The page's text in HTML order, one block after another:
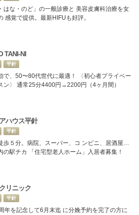
はな・のど」の一般診療と 美容皮膚科治療を女
感覚で提供。最新HIFUも好評。
TANI-NI
平針
で、50〜80代世代に最適！ 〈初心者プライベー
ン〉 通常25分4400円→2200円（4ヶ月間）
ハウス平針
平針
歩５分。病院、スーパー、コ ンビニ、居酒屋…
の駅チカ 「住宅型老人ホーム」入居者募集！
リニック
平針
年を記念して6月末迄 に分娩予約を完了の方に